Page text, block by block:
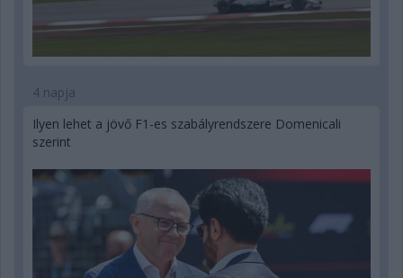
4 napja
Ilyen lehet a jövő F1-es szabályrendszere Domenicali
szerint